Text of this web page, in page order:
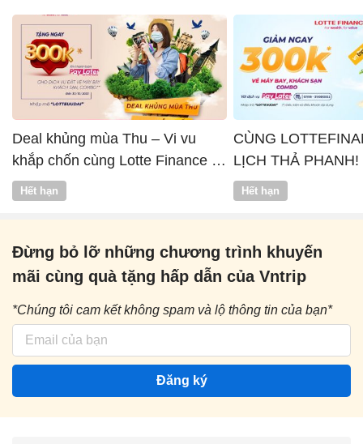
Deal khủng mùa Thu – Vi vu
khắp chốn cùng Lotte Finance x
Vntrip
Hết hạn
CÙNG
LỊCH THẢ PHANH!
Hết hạn
Đừng bỏ lỡ những chương trình khuyến
mãi cùng quà tặng hấp dẫn của Vntrip
*Chúng tôi cam kết không spam và lộ thông tin của bạn*
Đăng ký